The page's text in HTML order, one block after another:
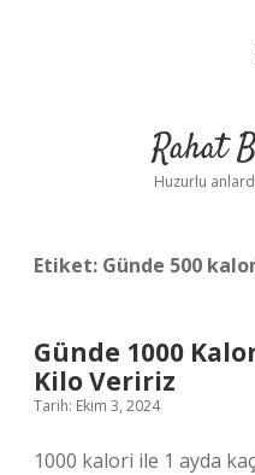
Rahat
Huzurlu
Etiket: Günde 500
Günde 1000
Kilo Veririz
Tarih: Ekim 3, 2024
1000 kalori ile 1 ayda